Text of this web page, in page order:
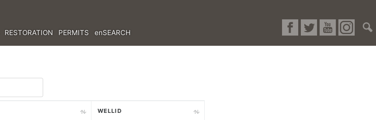
RESTORATION PERMITS enSEARCH
WELLID